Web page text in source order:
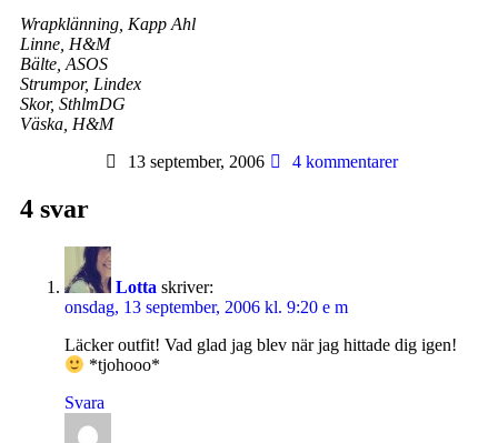
Wrapklänning, Kapp Ahl
Linne, H&M
Bälte, ASOS
Strumpor, Lindex
Skor, SthlmDG
Väska, H&M
13 september, 2006
4 kommentarer
4 svar
Lotta skriver:
onsdag, 13 september, 2006 kl. 9:20 e m
Läcker outfit! Vad glad jag blev när jag hittade dig igen!
*tjohooo*
Svara